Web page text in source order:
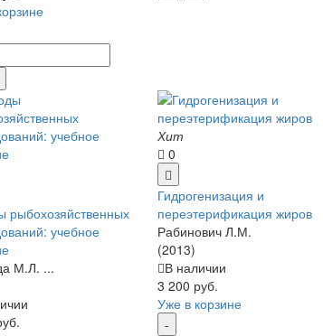
рыбохозяйственных
учебное
М.Л. ...
Хит
0
Гидрогенизация и
переэтерификация жиров
Рабинович Л.М.
(2013)
В наличии
3 200 руб.
Уже в корзине